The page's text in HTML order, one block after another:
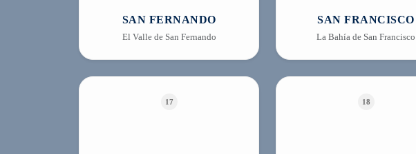
SAN FERNANDO
El Valle de San Fernando
SAN FRANCISCO
La Bahía de San Francisco
17 18